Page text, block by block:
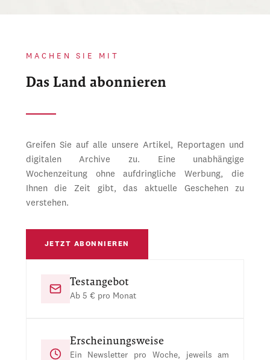
MACHEN SIE MIT
Das Land abonnieren
Greifen Sie auf alle unsere Artikel, Reportagen und
digitalen Archive zu. Eine unabhängige
Wochenzeitung ohne aufdringliche Werbung, die
Ihnen die Zeit gibt, das aktuelle Geschehen zu
verstehen.
JETZT ABONNIEREN
Testangebot
Ab 5 € pro Monat
Erscheinungsweise
Ein Newsletter pro Woche, jeweils am